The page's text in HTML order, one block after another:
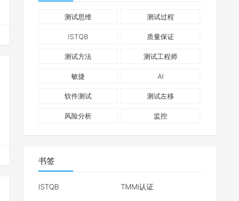
测试思维 测试过程
ISTQB 质量保证
测试方法 测试工程师
敏捷 AI
软件测试 测试左移
风险分析 监控
书签
ISTQB TMMi认证